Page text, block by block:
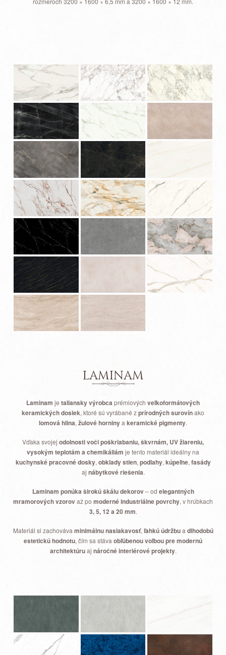
LAMINAM
Laminam je taliansky výrobca prémiových veľkoformátových
keramických dosiek, ktoré sú vyrábané zprírodných surovínako
lomová hlina,žulové horninyakeramické pigmenty.
Vďaka svojej odolnosti voči poškriabaniu, škvrnám, UV žiareniu,
vysokým teplotám a chemikáliám je tento materiál ideálny na
kuchynské pracovné dosky,obklady stien,podlahy,kúpeľne,fasády
aj nábytkové riešenia.
Laminam ponúka širokú škálu dekorov– od elegantných
mramorových vzorovaž po moderné industriálne povrchy, v hrúbkach
3, 5, 12 a 20 mm.
Materiál si zachovávaminimálnu nasiakavosť,ľahkú údržbuadlhodobú
estetickú hodnotu, čím sa stávaobľúbenou voľbou pre modernú
architektúruaj náročné interiérové projekty.